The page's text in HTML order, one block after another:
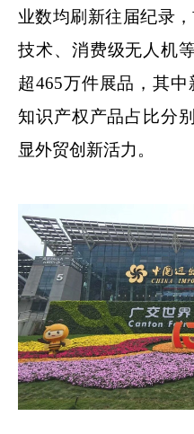
业数均刷新往届纪录
技术、消费级无人机
超465万件展品，其
知识产权产品占比分
显外贸创新活力。